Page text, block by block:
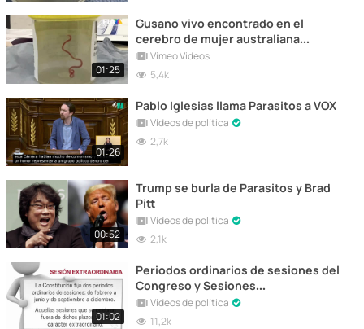
01:25
Gusano vivo encontrado en el
cerebro de mujer australiana
aquejada de extraños síntomas
Vimeo Videos
5,4k
01:26
Pablo Iglesias llama Parasitos a VOX
Vídeos de política
2,7k
00:52
Trump se burla de Parasitos y Brad
Pitt
Vídeos de política
2,1k
01:02
Periodos ordinarios de sesiones del
Congreso y Sesiones
extraordinarias
Vídeos de política
11,2k